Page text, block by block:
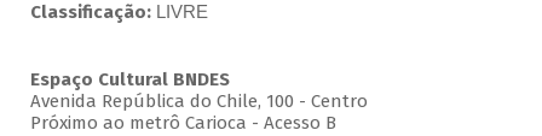
Classificação: LIVRE
Espaço Cultural BNDES
Avenida República do Chile, 100 - Centro
Próximo ao metrô Carioca - Acesso B